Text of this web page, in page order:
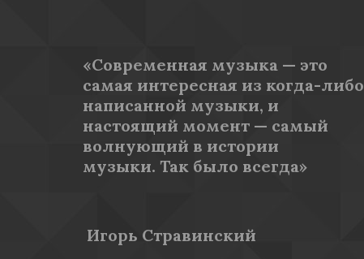
«Современная музыка — это
самая интересная из когда-либо
написанной музыки, и
настоящий момент — самый
волнующий в истории
музыки. Так было всегда»
Игорь Стравинский